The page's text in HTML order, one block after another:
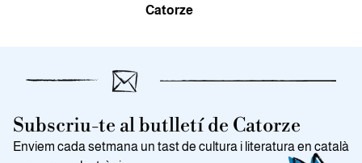
Catorze
Subscriu-te al butlletí de Catorze
Enviem cada setmana un tast de cultura i literatura en català